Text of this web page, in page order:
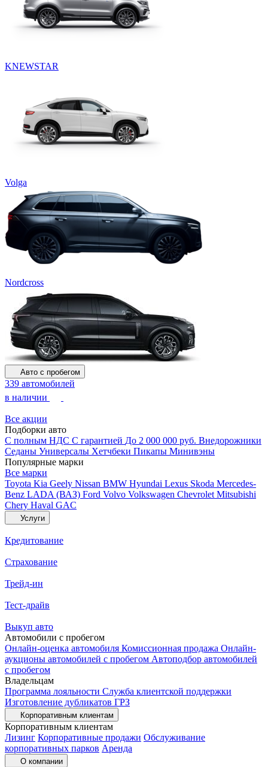
KNEWSTAR
Volga
Nordcross
Авто с пробегом
339 автомобилей
в наличии
Все акции
Подборки авто
С полным НДС С гарантией До 2 000 000 руб. Внедорожники
Седаны Универсалы Хетчбеки Пикапы Минивэны
Популярные марки
Все марки
Toyota Kia Geely Nissan BMW Hyundai Lexus Skoda Mercedes-
Benz LADA (ВАЗ) Ford Volvo Volkswagen Chevrolet Mitsubishi
Chery Haval GAC
Услуги
Кредитование
Страхование
Трейд-ин
Тест-драйв
Выкуп авто
Автомобили с пробегом
Онлайн-оценка автомобиля Комиссионная продажа Онлайн-
аукционы автомобилей с пробегом Автоподбор автомобилей
с пробегом
Владельцам
Программа лояльности Служба клиентской поддержки
Изготовление дубликатов ГРЗ
Корпоративным клиентам
Корпоративным клиентам
Лизинг Корпоративные продажи Обслуживание
корпоративных парков Аренда
О компании